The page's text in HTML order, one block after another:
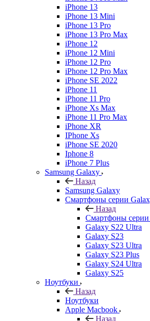
iPhone 13
iPhone 13 Mini
iPhone 13 Pro
iPhone 13 Pro Max
iPhone 12
iPhone 12 Mini
iPhone 12 Pro
iPhone 12 Pro Max
iPhone SE 2022
iPhone 11
iPhone 11 Pro
iPhone Xs Max
iPhone 11 Pro Max
iPhone XR
IPhone Xs
iPhone SE 2020
Iphone 8
iPhone 7 Plus
Samsung Galaxy
Назад
Samsung Galaxy
Смартфоны серии
Назад
Смартфоны серии
Galaxy S22 Ultra
Galaxy S23
Galaxy S23 Ultra
Galaxy S23 Plus
Galaxy S24 Ultra
Galaxy S25
Ноутбуки
Назад
Ноутбуки
Apple Macbook
Назад